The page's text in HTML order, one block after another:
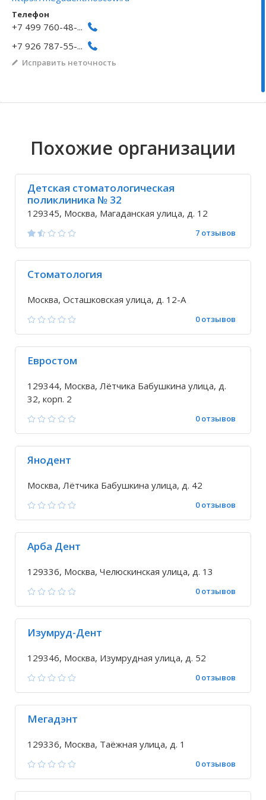
Волгоградская область
Кировоградская область
Восточно-Казахстанская область
Телефон
+7 499 760-48-...
+7 926 787-55-...
Исправить неточность
Похожие организации
Детская стоматологическая
поликлиника № 32
129345, Москва, Магаданская улица, д. 12
7 отзывов
Стоматология
Москва, Осташковская улица, д. 12-А
0 отзывов
Евростом
129344, Москва, Лётчика Бабушкина улица, д.
32, корп. 2
0 отзывов
Янодент
Москва, Лётчика Бабушкина улица, д. 42
0 отзывов
Арба Дент
129336, Москва, Челюскинская улица, д. 13
0 отзывов
Изумруд-Дент
129346, Москва, Изумрудная улица, д. 52
0 отзывов
Мегадэнт
129336, Москва, Таёжная улица, д. 1
0 отзывов